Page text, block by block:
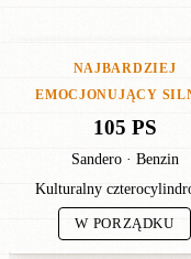
NAJBARDZIEJ
EMOCJONUJĄCY
105 PS
Sandero · Benzin
Kulturalny
W PORZĄDKU